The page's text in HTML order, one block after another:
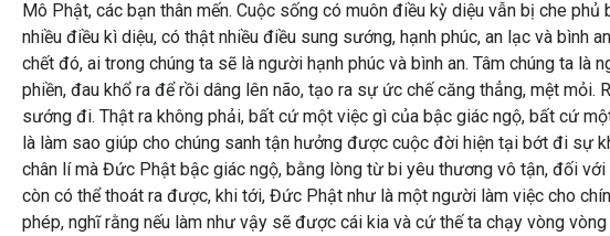
Mô Phật, các bạn thân mến. Cuộc sống có muôn điều kỳ diệu vẫn bị che
nhiều điều kì diệu, có thật nhiều điều sung sướng, hạnh phúc, an lạc và bình
chết đó, ai trong chúng ta sẽ là người hạnh phúc và bình an. Tâm chúng ta
phiền, đau khổ ra để rồi dâng lên não, tạo ra sự ức chế căng thẳng, mệt
sướng đi. Thật ra không phải, bất cứ một việc gì của bậc giác ngộ, bất cứ
là làm sao giúp cho chúng sanh tận hưởng được cuộc đời hiện tại bớt đi sự
chân lí mà Đức Phật bậc giác ngộ, bằng lòng từ bi yêu thương vô tận, đối
còn có thể thoát ra được, khi tới, Đức Phật như là một người làm việc cho
phép, nghĩ rằng nếu làm như vậy sẽ được cái kia và cứ thế ta chạy vòng